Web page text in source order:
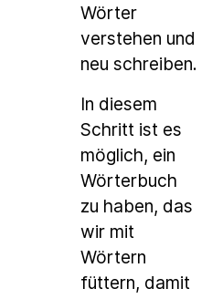
Wörter
verstehen und
neu schreiben.
In diesem
Schritt ist es
möglich, ein
Wörterbuch
zu haben, das
wir mit
Wörtern
füttern, damit